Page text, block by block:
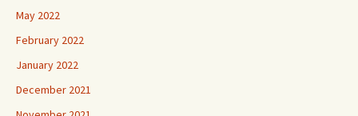
May 2022
February 2022
January 2022
December 2021